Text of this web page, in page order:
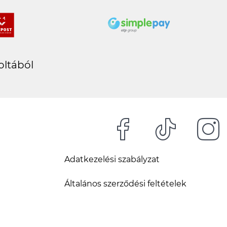
Adatkezelési szabályzat
Általános szerződési feltételek